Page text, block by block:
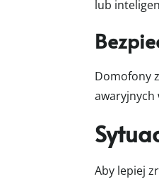
lub
Domofony
awaryjnych
Aby lepiej